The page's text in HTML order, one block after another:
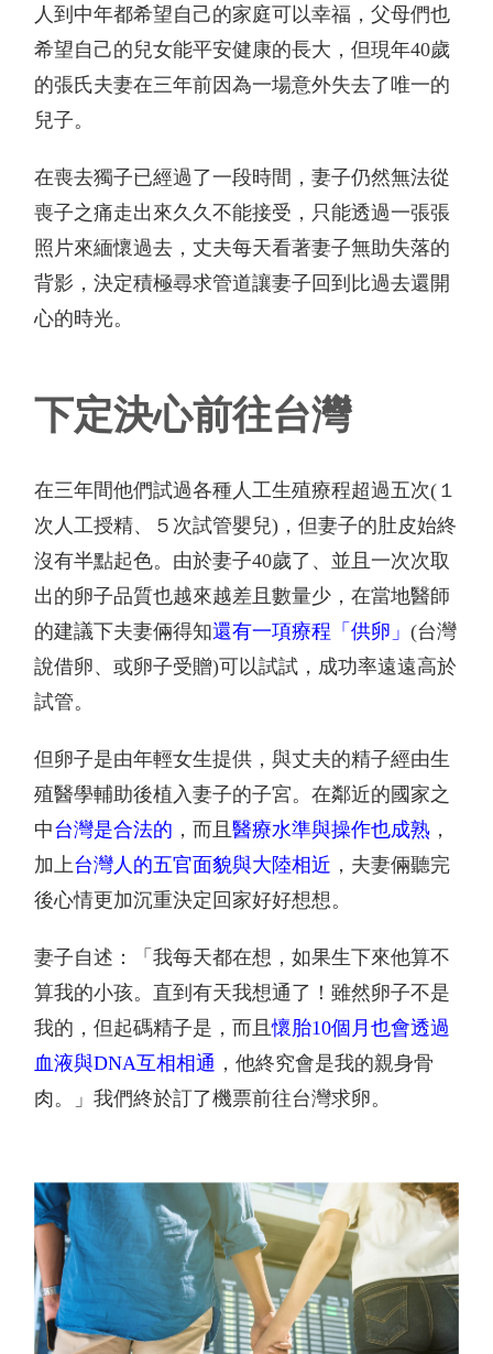
人到中年都希望自己的家庭可以幸福，父母們也
希望自己的兒女能平安健康的長大，但現年40歲
的張氏夫妻在三年前因為一場意外失去了唯一的
兒子。
在喪去獨子已經過了一段時間，妻子仍然無法從
喪子之痛走出來久久不能接受，只能透過一張張
照片來緬懷過去，丈夫每天看著妻子無助失落的
背影，決定積極尋求管道讓妻子回到比過去還開
心的時光。
下定決心前往台灣
在三年間他們試過各種人工生殖療程超過五次( １
次人工授精、５次試管嬰兒) ，但妻子的肚皮始終
沒有半點起色。由於妻子40歲了、並且一次次取
出的卵子品質也越來越差且數量少，在當地醫師
的建議下夫妻倆得知還有一項療程「供卵」(台灣
說借卵、或卵子受贈)可以試試，成功率遠遠高於
試管。
但卵子是由年輕女生提供，與丈夫的精子經由生
殖醫學輔助後植入妻子的子宮。在鄰近的國家之
中台灣是合法的 ，而且醫療水準與操作也成熟 ，
加上台灣人的五官面貌與大陸相近 ，夫妻倆聽完
後心情更加沉重決定回家好好想想。
妻子自述：「我每天都在想，如果生下來他算不
算我的小孩。直到有天我想通了！雖然卵子不是
我的，但起碼精子是，而且懷胎10個月也會透過
血液與DNA互相相通 ，他終究會是我的親身骨
肉。」我們終於訂了機票前往台灣求卵。